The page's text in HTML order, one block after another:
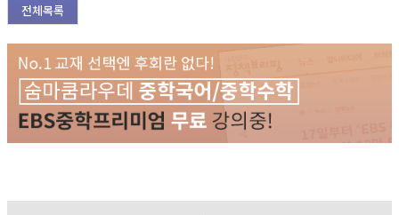
전체목록